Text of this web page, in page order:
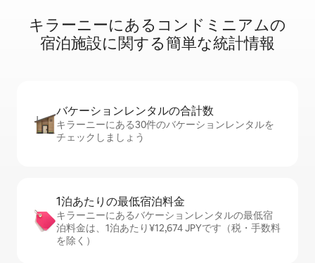
キラーニーに⁠あ⁠るコ⁠ン⁠ド⁠ミ⁠ニ⁠ア⁠ム⁠の
宿⁠泊⁠施⁠設⁠に関⁠す⁠る簡⁠単⁠な統⁠計⁠情⁠報
バケーションレ⁠ン⁠タ⁠ル⁠の合⁠計⁠数
キラーニーにある30件のバケーションレンタルを
チェックしましょう
1泊あたりの最⁠低⁠宿⁠泊⁠料⁠金
キラーニーにあるバケーションレンタルの最低宿
泊料金は、1泊あたり¥12,674 JPYです（税・手数料
を除く）